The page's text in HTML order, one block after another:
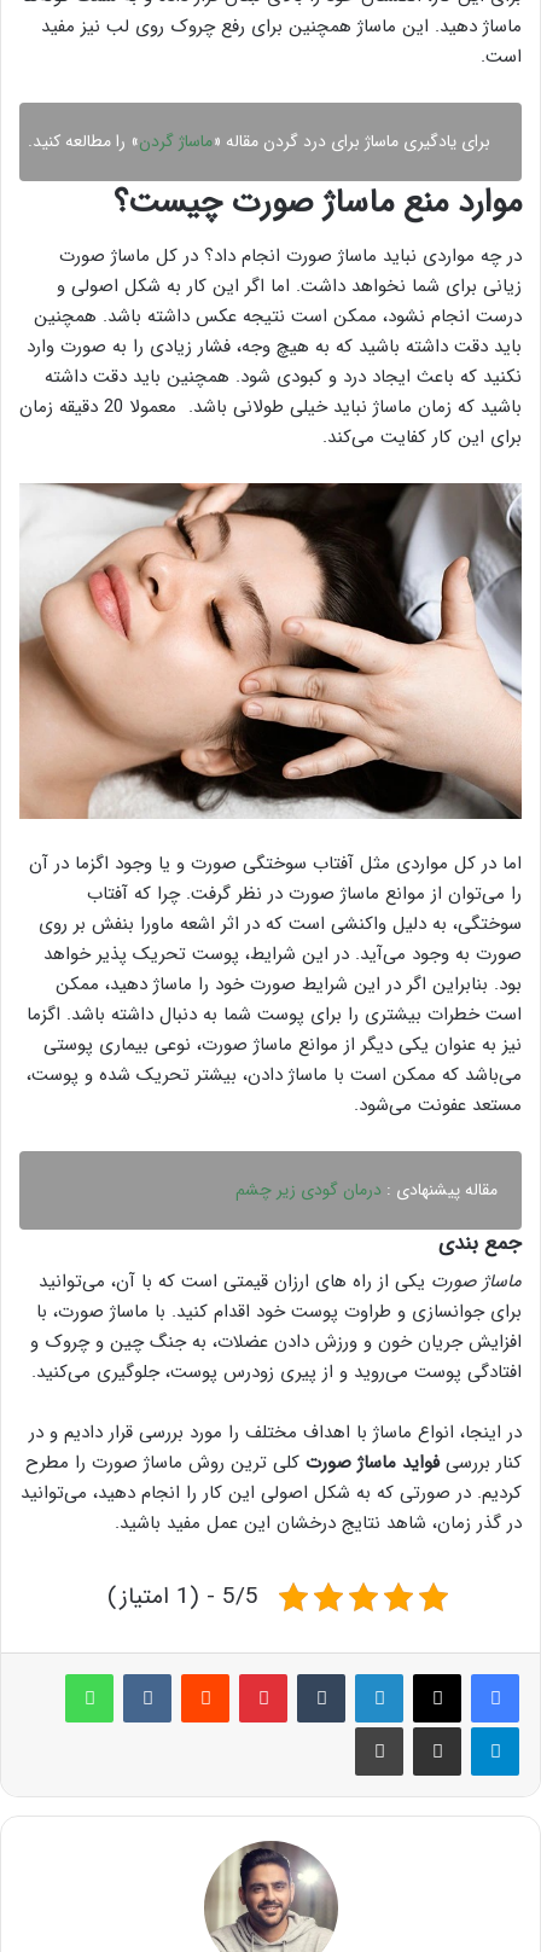
ماساژ دهید. این ماساژ همچنین برای رفع چروک روی لب نیز مفید
است.
برای یادگیری ماساژ برای درد گردن مقاله «ماساژ گردن» را مطالعه کنید.
موارد منع ماساژ صورت چیست؟
در چه مواردی نباید ماساژ صورت انجام داد؟ در کل ماساژ صورت
زیانی برای شما نخواهد داشت. اما اگر این کار به شکل اصولی و
درست انجام نشود، ممکن است نتیجه عکس داشته باشد. همچنین
باید دقت داشته باشید که به هیچ وجه، فشار زیادی را به صورت وارد
نکنید که باعث ایجاد درد و کبودی شود. همچنین باید دقت داشته
باشید که زمان ماساژ نباید خیلی طولانی باشد. معمولا 20 دقیقه زمان
برای این کار کفایت می‌کند.
اما در کل مواردی مثل آفتاب سوختگی صورت و یا وجود اگزما در آن
را می‌توان از موانع ماساژ صورت در نظر گرفت. چرا که آفتاب
سوختگی، به دلیل واکنشی است که در اثر اشعه ماورا بنفش بر روی
صورت به وجود می‌آید. در این شرایط، پوست تحریک پذیر خواهد
بود. بنابراین اگر در این شرایط صورت خود را ماساژ دهید، ممکن
است خطرات بیشتری را برای پوست شما به دنبال داشته باشد. اگزما
نیز به عنوان یکی دیگر از موانع ماساژ صورت، نوعی بیماری پوستی
می‌باشد که ممکن است با ماساژ دادن، بیشتر تحریک شده و پوست،
مستعد عفونت می‌شود.
مقاله پیشنهادی : درمان گودی زیر چشم
جمع بندی
ماساژ صورت یکی از راه های ارزان قیمتی است که با آن، می‌توانید
برای جوانسازی و طراوت پوست خود اقدام کنید. با ماساژ صورت، با
افزایش جریان خون و ورزش دادن عضلات، به جنگ چین و چروک و
افتادگی پوست می‌روید و از پیری زودرس پوست، جلوگیری می‌کنید.
در اینجا، انواع ماساژ با اهداف مختلف را مورد بررسی قرار دادیم و در
کنار بررسیفواید ماساژ صورت کلی ترین روش ماساژ صورت را مطرح
کردیم. در صورتی که به شکل اصولی این کار را انجام دهید، می‌توانید
در گذر زمان، شاهد نتایج درخشان این عمل مفید باشید.
5/5 - (1 امتیاز)
لینکدین پینترست ‫رددیت
اشتراک گذاری از طریق ایمیل چاپ